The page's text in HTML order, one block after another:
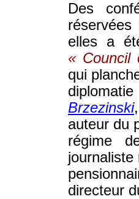
Des
elles a
« Council
qui
Brzezinski
auteur du
régime
directeur